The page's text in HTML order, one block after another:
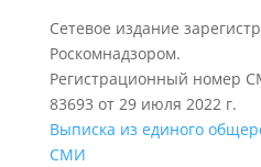
Сетевое издание
Роскомнадзором.
Регистрационный номер
83693 от 29 июля 2022 г.
Выписка из единого
СМИ